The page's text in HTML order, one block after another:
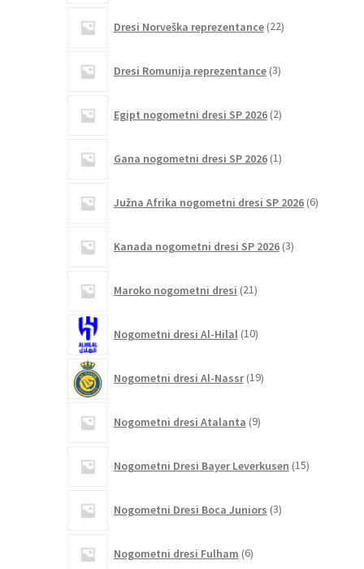
Dresi Norveška reprezentance 22izdelkov
Dresi Romunija reprezentance 3izdelki
Egipt nogometni dresi SP 2026 2izdelka
Gana nogometni dresi SP 2026 1izdelek
Južna Afrika nogometni dresi SP 2026 6izdelkov
Kanada nogometni dresi SP 2026 3izdelki
Maroko nogometni dresi 21izdelkov
Nogometni dresi Al-Hilal 10izdelkov
Nogometni dresi Al-Nassr 19izdelkov
Nogometni dresi Atalanta 9izdelkov
Nogometni Dresi Bayer Leverkusen 15izdelkov
Nogometni Dresi Boca Juniors 3izdelki
Nogometni dresi Fulham 6izdelkov